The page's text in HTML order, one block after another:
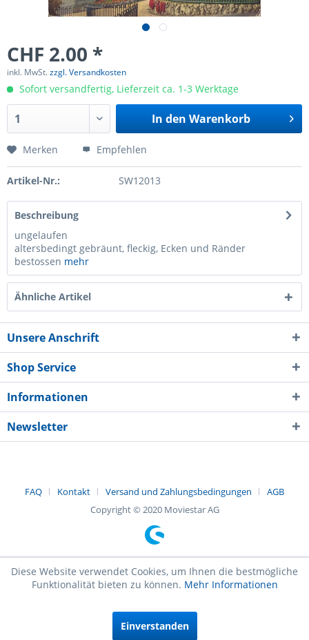
CHF 2.00 *
inkl. MwSt.zzgl. Versandkosten
Sofort versandfertig, Lieferzeit ca. 1-3 Werktage
In den Warenkorb
Merken Empfehlen
Artikel-Nr.: SW12013
Beschreibung
ungelaufen
altersbedingt gebräunt, fleckig, Ecken und Ränder
bestossen mehr
Ähnliche Artikel
Unsere Anschrift
Shop Service
Informationen
Newsletter
FAQ Kontakt Versand und Zahlungsbedingungen
AGB
Copyright © 2020 Moviestar AG
Diese Website verwendet Cookies, um Ihnen die bestmögliche
Funktionalität bieten zu können. Mehr Informationen
Einverstanden